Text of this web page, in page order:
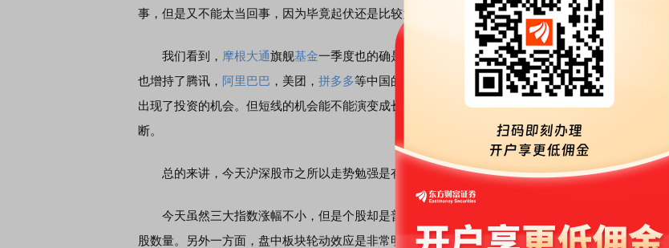
事，但是又不能太当回事，因为毕竟起伏还是比较大的。
我们看到， 摩根大通旗舰基金一季度也的确是大幅度加仓了京东，加仓幅度为12.54倍；桥水基金
也增持了腾讯， 阿里巴巴 ，美团， 拼多多等中国的网络科技股。说来说去，就是因为这些个股的超跌
出现了投资的机会。但短线的机会能不能演变成长线的机会？大家还要根据自己的价值投资来做出判
断。
总的来讲，今天沪深股市之所以走势勉强是有原因的——行情总是在犹豫中发展。
今天虽然三大指数涨幅不小，但是个股却是普遍下跌的。下跌的个股一共2628家，多于上涨的个
股数量。另外一方面，盘中板块轮动效应是非常明显的。